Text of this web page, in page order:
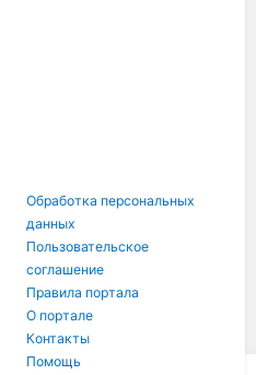
Обработка персональных
данных
Пользовательское
соглашение
Правила портала
О портале
Контакты
Помощь